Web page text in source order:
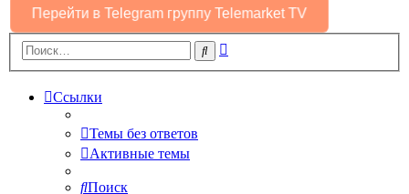
Перейти в Telegram группу Telemarket TV
Поиск
Ссылки
Темы без ответов
Активные темы
Поиск